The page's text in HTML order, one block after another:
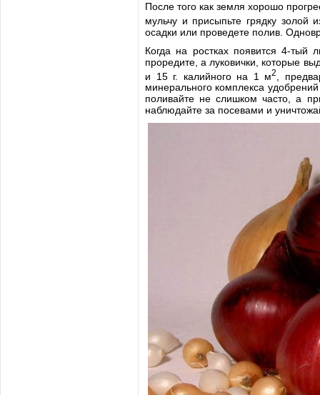
После того как земля хорошо
мульчу и присыпьте грядку золой
осадки или проведете полив.
Когда на ростках появится 4-тый
проредите, а луковички, которые
и 15 г. калийного на 1 м2
,
минерального комплекса
поливайте не слишком часто, а
наблюдайте за посевами и